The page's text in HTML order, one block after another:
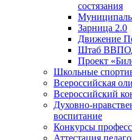
состязания
Зарница 2.0
Движение
Штаб
Проект
Школьные
Всероссийская
Всероссийский
Духовно-
воспитание
Конкурсы